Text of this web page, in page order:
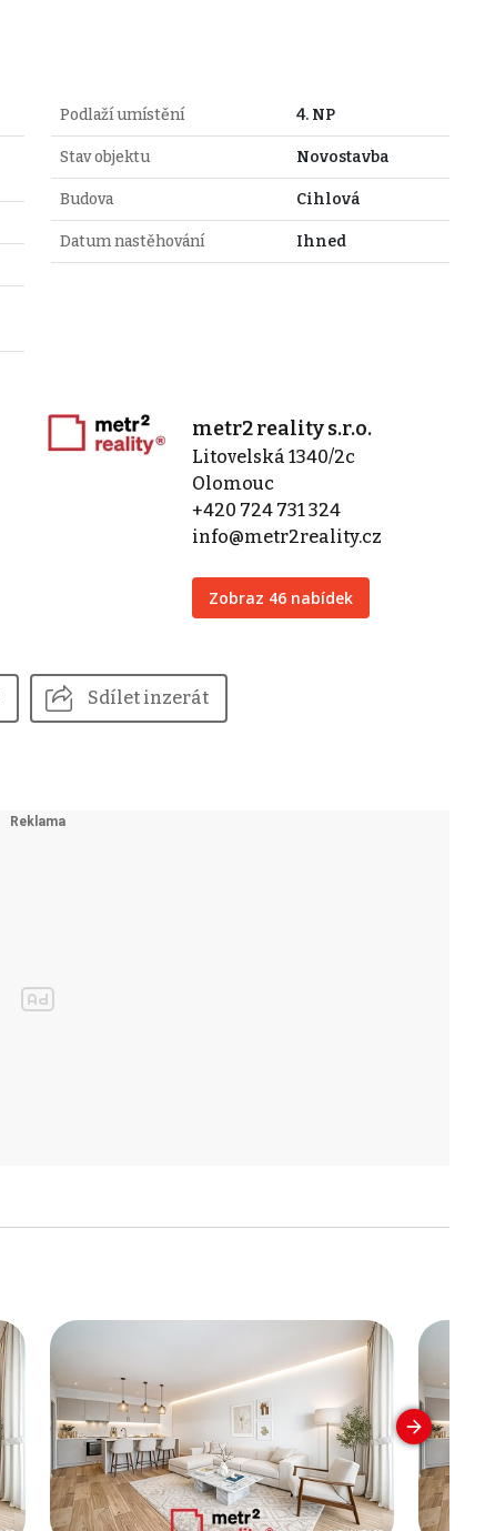
Podlaží umístění 4. NP
Stav objektu Novostavba
Budova Cihlová
Datum nastěhování Ihned
metr2 reality s.r.o.
Litovelská 1340/2c
Olomouc
+420 724 731 324
info@metr2reality.cz
Zobraz 46 nabídek
Sdílet inzerát